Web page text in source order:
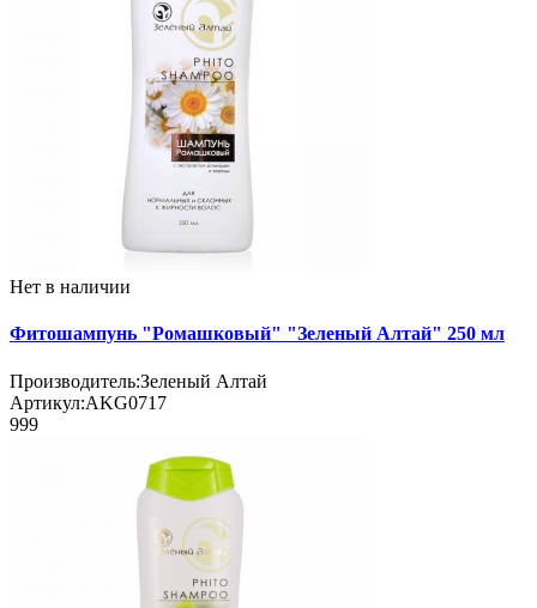
Нет в наличии
Фитошампунь "Ромашковый" "Зеленый Алтай" 250 мл
Производитель:Зеленый Алтай
Артикул:AKG0717
999